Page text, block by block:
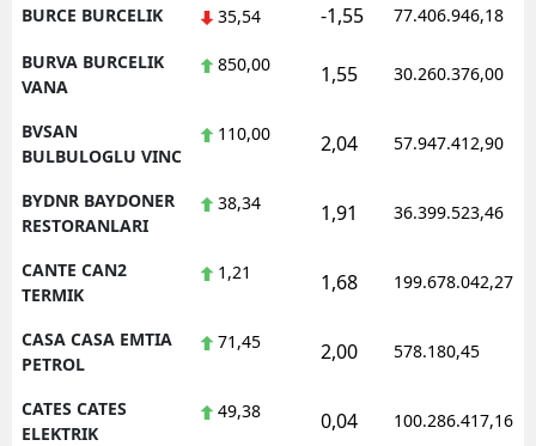
BURCE BURCELIK 35,54 -1,55 77.406.946,18
BURVA BURCELIK
VANA
850,00 1,55 30.260.376,00
BVSAN
BULBULOGLU VINC
110,00 2,04 57.947.412,90
BYDNR BAYDONER
RESTORANLARI
38,34 1,91 36.399.523,46
CANTE CAN2
TERMIK
1,21 1,68 199.678.042,27
CASA CASA EMTIA
PETROL
71,45 2,00 578.180,45
CATES CATES
ELEKTRIK
49,38 0,04 100.286.417,16